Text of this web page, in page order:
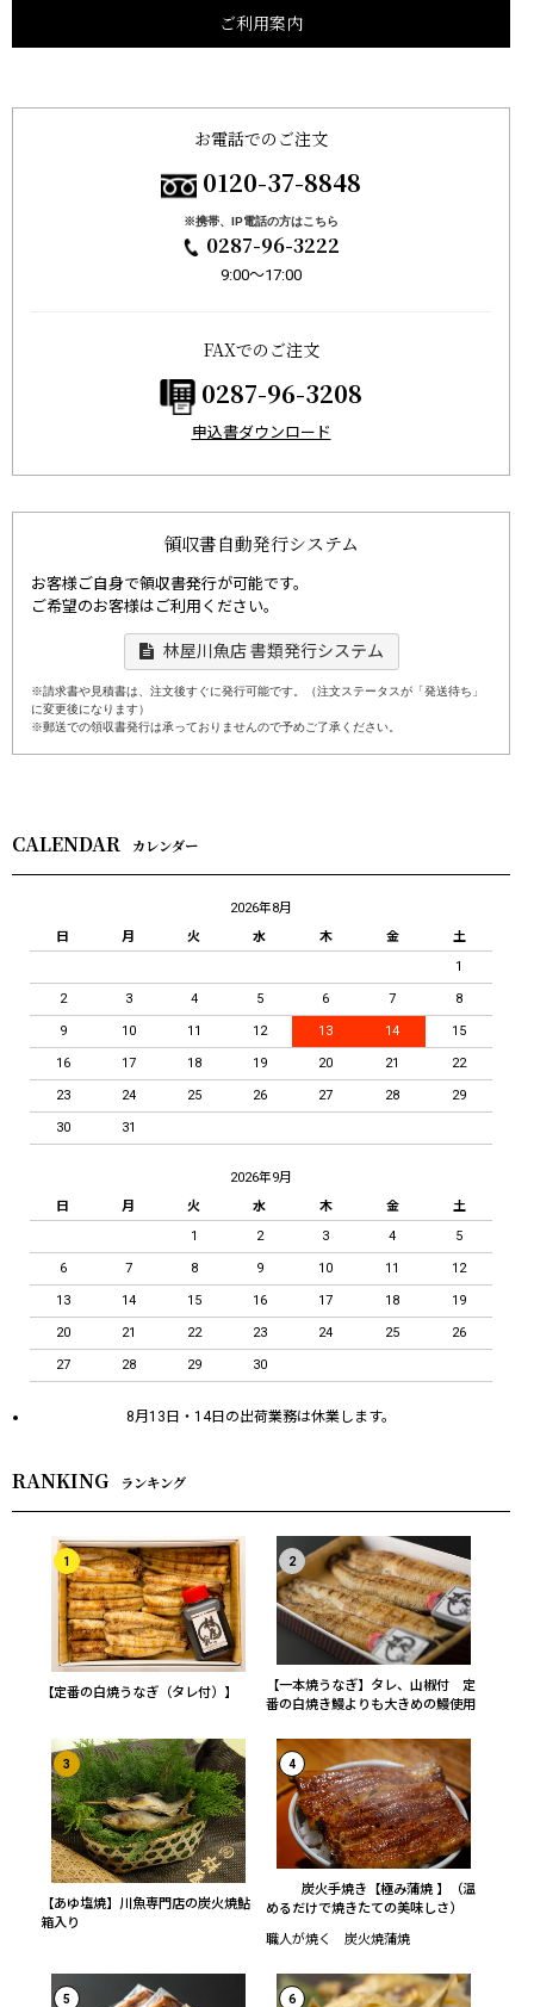
ご利用案内
お電話でのご注文
0120-37-8848
※携帯、IP電話の方はこちら
0287-96-3222
9:00〜17:00
FAXでのご注文
0287-96-3208
申込書ダウンロード
領収書自動発行システム
お客様ご自身で領収書発行が可能です。
ご希望のお客様はご利用ください。
林屋川魚店 書類発行システム
※請求書や見積書は、注文後すぐに発行可能です。（注文ステータスが「発送待ち」
に変更後になります）
※郵送での領収書発行は承っておりませんので予めご了承ください。
CALENDAR カレンダー
2026年8月
日
月 火 水 木 金
土
1
2 3 4 5 6 7 8
9 10 11 12 13 14 15
16 17 18 19 20 21 22
23 24 25 26 27 28 29
30 31
2026年9月
日
月 火 水 木 金
土
1
2 3 4 5
6 7 8 9 10 11 12
13 14 15 16 17 18 19
20 21 22 23 24 25 26
27 28 29 30
8月13日・14日の出荷業務は休業します。
RANKING ランキング
1
【定番の白焼うなぎ（タレ付）】
2
【一本焼うなぎ】タレ、山椒付 定
番の白焼き鰻よりも大きめの鰻使用
3
【あゆ塩焼】川魚専門店の炭火焼鮎
箱入り
4
炭火手焼き【極み蒲焼 】（温
めるだけで焼きたての美味しさ）
職人が焼く 炭火焼蒲焼
5 6